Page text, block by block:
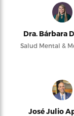
Dra. Bárbara
Salud Mental &
José Julio